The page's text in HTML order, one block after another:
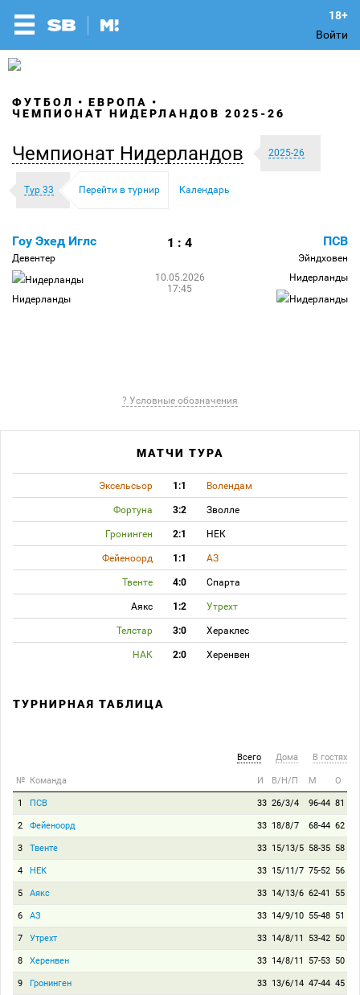
Войти
ФУТБОЛ
ЕВРОПА
ЧЕМПИОНАТ НИДЕРЛАНДОВ 2025-26
Чемпионат Нидерландов 2025-26
Тур 33 Перейти в турнир Календарь
Гоу Эхед Иглс
Девентер
Нидерланды
1 : 4
10.05.2026
17:45
ПСВ
Эйндховен
Нидерланды
? Условные обозначения
МАТЧИ ТУРА
Эксельсьор 1:1 Волендам
Фортуна 3:2 Зволле
Гронинген 2:1 НЕК
Фейеноорд 1:1 АЗ
Твенте 4:0 Спарта
Аякс 1:2 Утрехт
Телстар 3:0 Хераклес
НАК 2:0 Херенвен
ТУРНИРНАЯ ТАБЛИЦА
Всего Дома В гостях
№ Команда И В/Н/П М О
1 ПСВ 33 26/3/4 96-44 81
2 Фейеноорд 33 18/8/7 68-44 62
3 Твенте 33 15/13/5 58-35 58
4 НЕК 33 15/11/7 75-52 56
5 Аякс 33 14/13/6 62-41 55
6 АЗ 33 14/9/10 55-48 51
7 Утрехт 33 14/8/11 53-42 50
8 Херенвен 33 14/8/11 57-53 50
9 Гронинген 33 13/6/14 47-44 45